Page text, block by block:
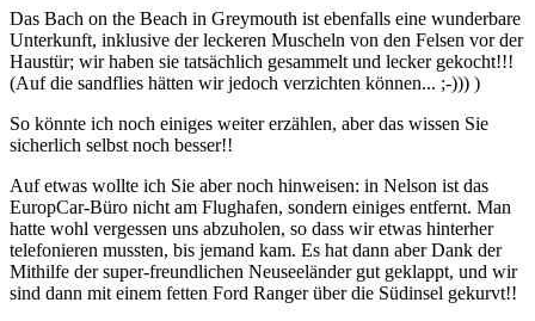
Das Bach on the Beach in Greymouth ist ebenfalls eine wunderbare
Unterkunft, inklusive der leckeren Muscheln von den Felsen vor der
Haustür; wir haben sie tatsächlich gesammelt und lecker gekocht!!!
(Auf die sandflies hätten wir jedoch verzichten können... ;-))) )
So könnte ich noch einiges weiter erzählen, aber das wissen Sie
sicherlich selbst noch besser!!
Auf etwas wollte ich Sie aber noch hinweisen: in Nelson ist das
EuropCar-Büro nicht am Flughafen, sondern einiges entfernt. Man
hatte wohl vergessen uns abzuholen, so dass wir etwas hinterher
telefonieren mussten, bis jemand kam. Es hat dann aber Dank der
Mithilfe der super-freundlichen Neuseeländer gut geklappt, und wir
sind dann mit einem fetten Ford Ranger über die Südinsel gekurvt!!